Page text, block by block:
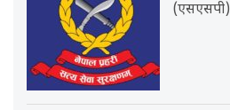
(एसएसपी)